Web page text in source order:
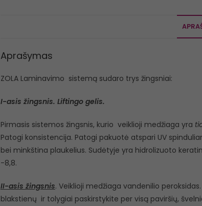
Aprašymas
ZOLA Laminavimo sistemą sudaro trys žingsniai:
I-asis žingsnis. Liftingo gelis.
Pirmasis sistemos žingsnis, kurio veiklioji medžiaga yra
Patogi konsistencija. Patogi pakuotė atspari UV
bei minkština plaukelius. Sudėtyje yra hidrolizuoto
-8,8.
II-asis žingsnis. Veiklioji medžiaga vandenilio
blakstienų ir tolygiai paskirstykite per visą paviršių,